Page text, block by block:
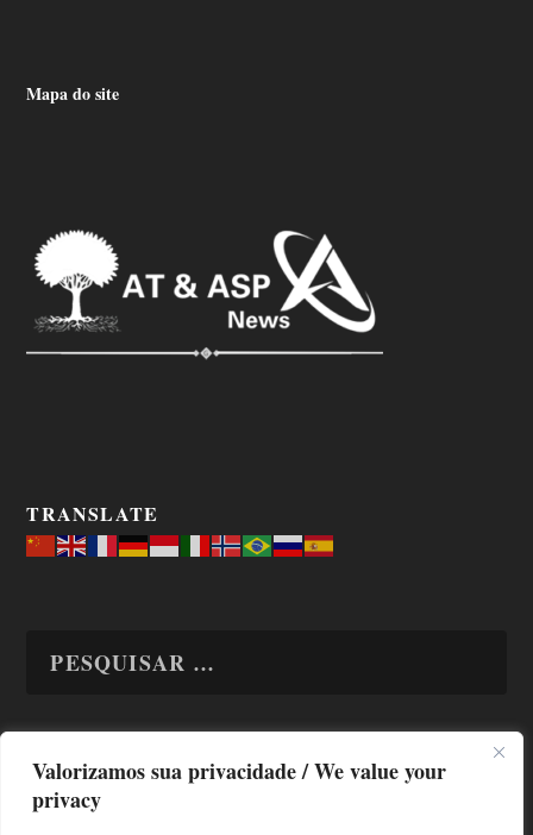
Valorizamos sua privacidade / We value your
privacy
Mapa do site
TRANSLATE
TODAS OS ASSUNTOS